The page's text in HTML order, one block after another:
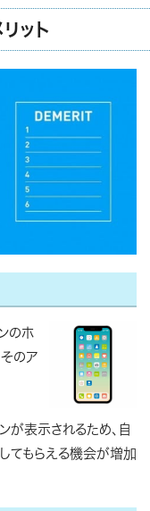
ット
のホ
のア
が表示されるため、自
てもらえる機会が増加